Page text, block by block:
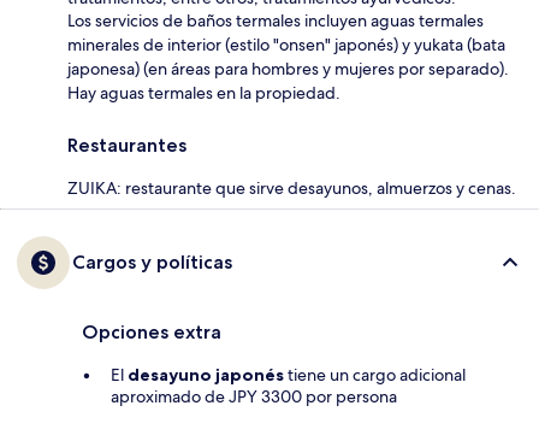
Los servicios de baños termales incluyen aguas termales
minerales de interior (estilo "onsen" japonés) y yukata (bata
japonesa) (en áreas para hombres y mujeres por separado).
Hay aguas termales en la propiedad.
Restaurantes
ZUIKA: restaurante que sirve desayunos, almuerzos y cenas.
Cargos y políticas
Opciones extra
El desayuno japonéstiene un cargo adicional
aproximado de JPY 3300 por persona